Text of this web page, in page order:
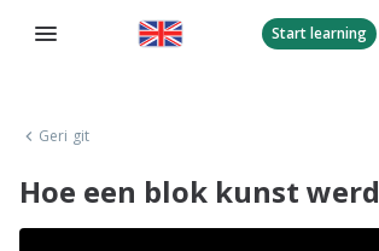
Start learning
Geri git
Hoe een blok kunst werd